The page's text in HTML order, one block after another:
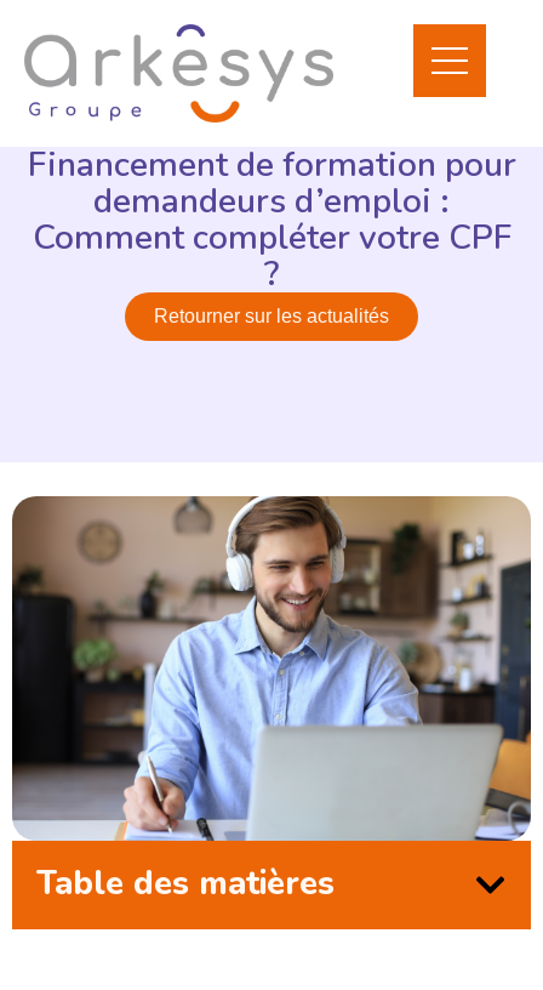
Financement de formation pour
demandeurs d’emploi :
Comment compléter votre CPF
?
Retourner sur les actualités
Table des matières